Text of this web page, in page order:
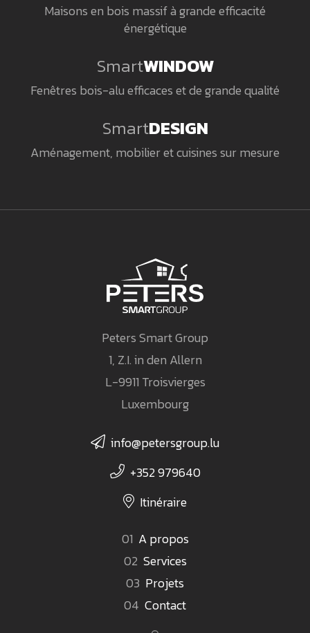
Maisons en bois massif à grande efficacité
énergétique
SmartWINDOW
Fenêtres bois-alu efficaces et de grande qualité
SmartDESIGN
Aménagement, mobilier et cuisines sur mesure
Peters Smart Group
1, Z.I. in den Allern
L-9911 Troisvierges
Luxembourg
info@petersgroup.lu
+352 979640
Itinéraire
A propos
Services
Projets
Contact